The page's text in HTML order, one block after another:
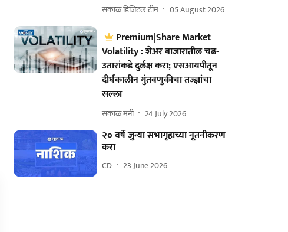
सकाळ डिजिटल टीम 05 August 2026
Premium|Share Market
Volatility : शेअर बाजारातील चढ-
उतारांकडे दुर्लक्ष करा; एसआयपीतून
दीर्घकालीन गुंतवणुकीचा तज्ज्ञांचा
सल्ला
सकाळ मनी 24 July 2026
२० वर्षे जुन्या सभागृहाच्या नूतनीकरण
करा
CD 23 June 2026